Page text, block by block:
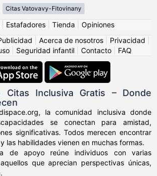
Citas Vatovavy-Fitovinany
Estafadores Tienda
Opiniones
Acerca de nosotros Privacidad
Seguridad infantil Contacto FAQ
Citas Inclusiva Gratis – Donde
la comunidad inclusiva donde
se conectan para amistad,
significativas. Todos merecen encontrar
las habilidades vienen en muchas formas.
de apoyo reúne individuos con varias
que aprecian perspectivas únicas,